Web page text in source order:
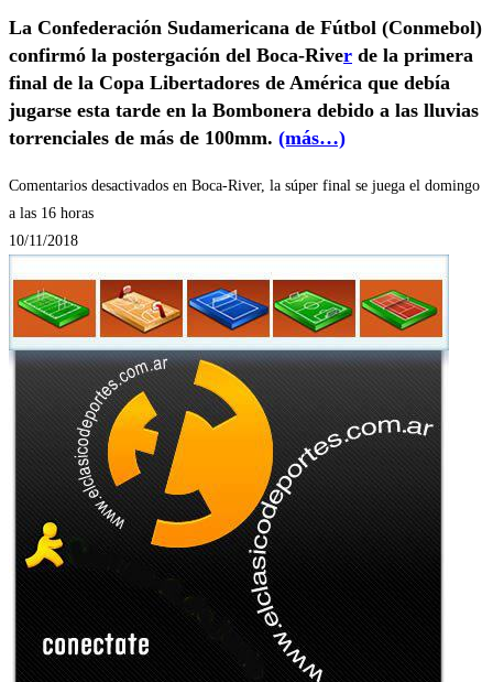
La Confederación Sudamericana de Fútbol (Conmebol)
confirmó la postergación del Boca-River de la primera
final de la Copa Libertadores de América que debía
jugarse esta tarde en la Bombonera debido a las lluvias
torrenciales de más de 100mm. (más…)
Comentarios desactivados en Boca-River, la súper final se juega el domingo
a las 16 horas
10/11/2018